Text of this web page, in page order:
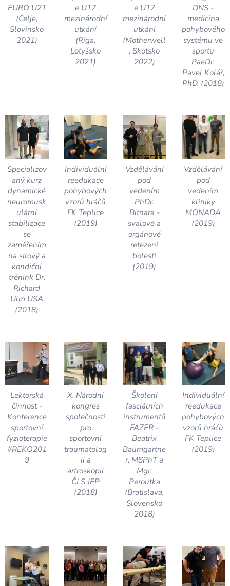
EURO U21
(Celje,
Slovinsko
2021)
e U17
mezinárodní
utkání
(Riga,
Lotyšsko
2021)
e U17
mezinárodní
utkání
(Motherwell
, Skotsko
2022)
DNS -
medicina
pohybového
systému ve
sportu
PaeDr.
Pavel Kolář,
PhD. (2018)
Specializov
aný kurz
dynamické
neuromusk
ulární
stabilizace
se
zaměřením
na silový a
kondiční
trénink Dr.
Richard
Ulm USA
(2018)
Individuální
reedukace
pohybových
vzorů hráčů
FK Teplice
(2019)
Vzdělávání
pod
vedením
PhDr.
Bitnara -
svalové a
orgánové
retezeni
bolesti
(2019)
Vzdělávání
pod
vedením
kliniky
MONADA
(2019)
Lektorská
činnost -
Konference
sportovní
fyzioterapie
#REKO201
9
X. Národní
kongres
společnosti
pro
sportovní
traumatolog
ii a
artroskopii
ČLS JEP
(2018)
Školení
fasciálních
instrumentů
FAZER -
Beatrix
Baumgartne
r, MSPhT a
Mgr.
Peroutka
(Bratislava,
Slovensko
2018)
Individuální
reedukace
pohybových
vzorů hráčů
FK Teplice
(2019)